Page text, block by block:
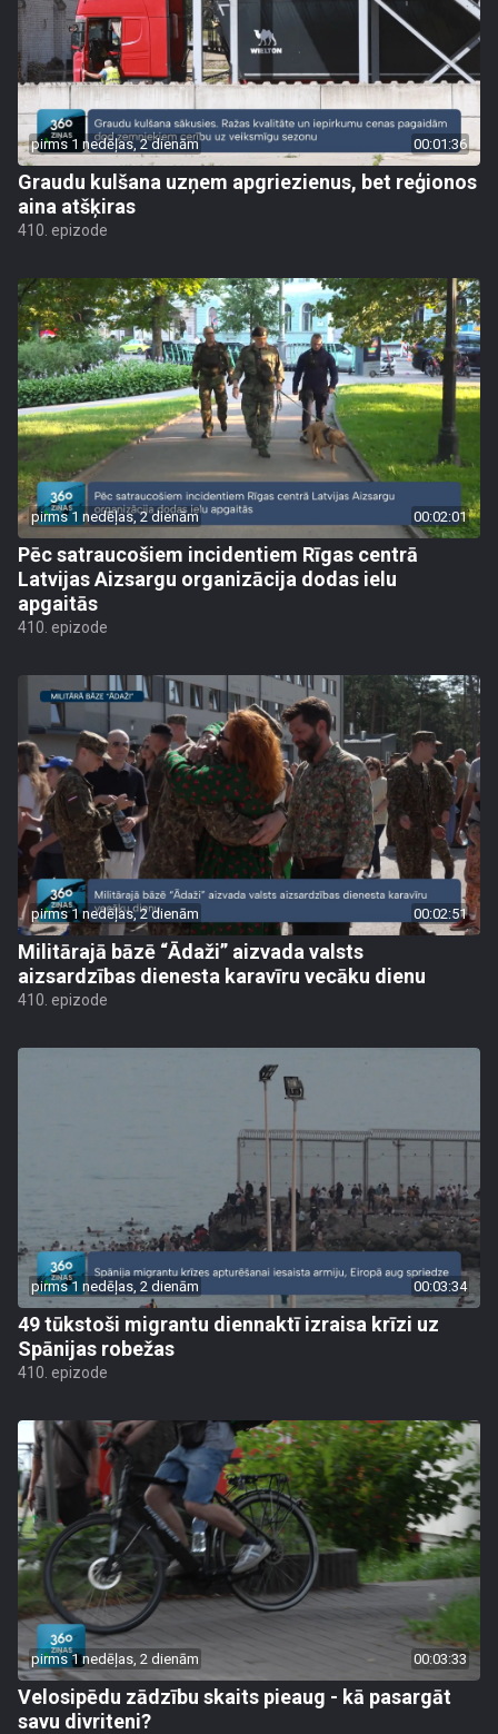
pirms 1 nedēļas, 2 dienām 00:01:36
Graudu kulšana uzņem apgriezienus, bet reģionos
aina atšķiras
410. epizode
pirms 1 nedēļas, 2 dienām 00:02:01
Pēc satraucošiem incidentiem Rīgas centrā
Latvijas Aizsargu organizācija dodas ielu
apgaitās
410. epizode
pirms 1 nedēļas, 2 dienām 00:02:51
Militārajā bāzē “Ādaži” aizvada valsts
aizsardzības dienesta karavīru vecāku dienu
410. epizode
pirms 1 nedēļas, 2 dienām 00:03:34
49 tūkstoši migrantu diennaktī izraisa krīzi uz
Spānijas robežas
410. epizode
pirms 1 nedēļas, 2 dienām 00:03:33
Velosipēdu zādzību skaits pieaug - kā pasargāt
savu divriteni?